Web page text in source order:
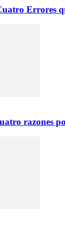
Errores
razones